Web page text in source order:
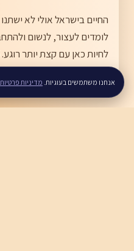
החיים בישראל אולי לא
לומדים לעצור, לנשום
לחיות כאן עם קצת יותר רוגע. 5 דקות ביום – זה באמת כל הסיפור.
אנחנו משתמשים בעוגיות. מדיניות פרטיות